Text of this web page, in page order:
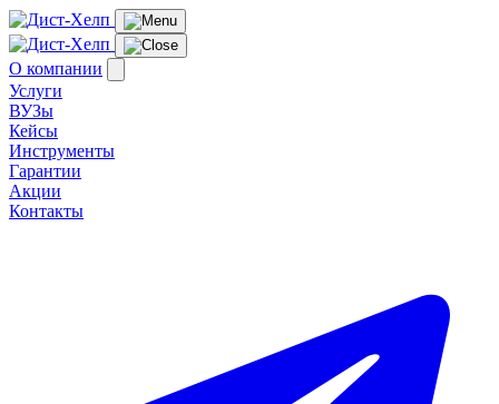
О компании
Услуги
ВУЗы
Кейсы
Инструменты
Гарантии
Акции
Контакты